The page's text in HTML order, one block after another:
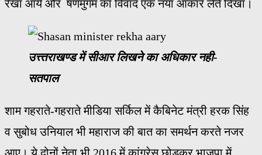
रेखा आर्य और षणमुगम का विवाद एक नया आकार लेते दिखा।
उत्त्तराखण्ड में सीआर लिखने का अधिकार नही-
सतपाल
शाम गहराते-गहराते मीडिया सर्किल में कैबिनेट मंत्री हरक सिंह
व सुबोध उनियाल भी महाराज की बात का समर्थन करते नजर